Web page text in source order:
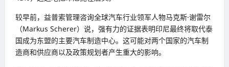
较早前，益普索管理咨询全球汽车行业领军人物马克斯·谢雷尔
（Markus Scherer）说，强有力的证据表明印尼最终将取代泰
国成为东盟的主要汽车制造中心。这可能对两个国家的汽车制
造商和供应商以及政策规划者产生重大的影响。